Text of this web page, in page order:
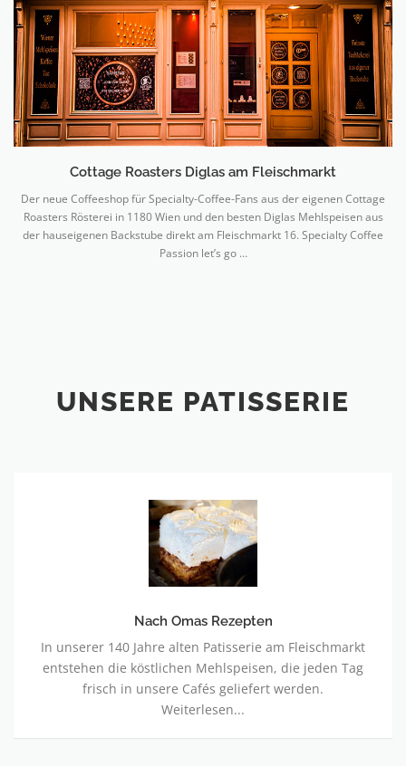
Cottage Roasters Diglas am Fleischmarkt
Der neue Coffeeshop für Specialty-Coffee-Fans aus der eigenen Cottage
Roasters Rösterei in 1180 Wien und den besten Diglas Mehlspeisen aus
der hauseigenen Backstube direkt am Fleischmarkt 16. Specialty Coffee
Passion let’s go …
UNSERE PATISSERIE
Nach Omas Rezepten
In unserer 140 Jahre alten Patisserie am Fleischmarkt
entstehen die köstlichen Mehlspeisen, die jeden Tag
frisch in unsere Cafés geliefert werden.
Weiterlesen...